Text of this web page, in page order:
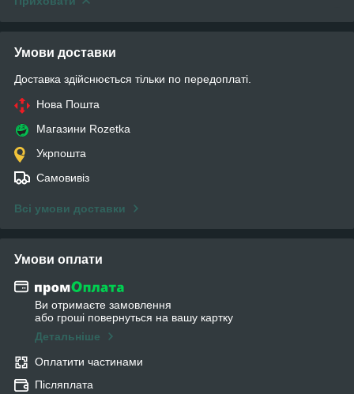
Умови доставки
Доставка здійснюється тільки по передоплаті.
Нова Пошта
Магазини Rozetka
Укрпошта
Самовивіз
Всі умови доставки
Умови оплати
Ви отримаєте замовлення
або гроші повернуться на вашу картку
Детальніше
Оплатити частинами
Післяплата